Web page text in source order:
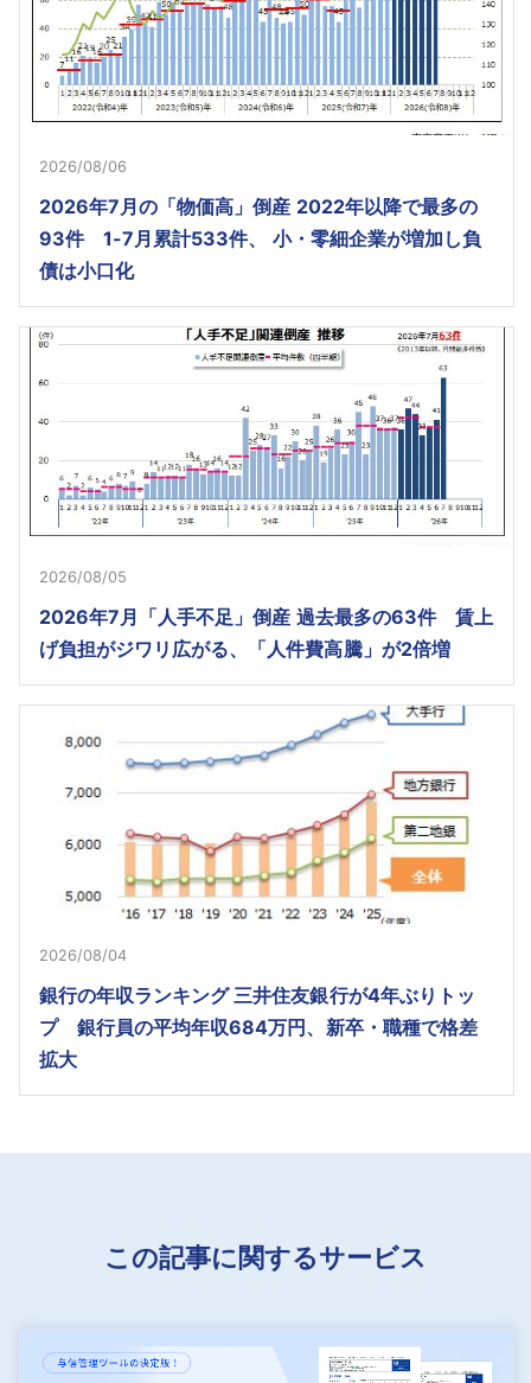
2026/08/06
2026年7月の「物価高」倒産 2022年以降で最多の
93件 1-7月累計533件、 小・零細企業が増加し負
債は小口化
2026/08/05
2026年7月「人手不足」倒産 過去最多の63件 賃上
げ負担がジワリ広がる、「人件費高騰」が2倍増
2026/08/04
銀行の年収ランキング 三井住友銀行が4年ぶりトッ
プ 銀行員の平均年収684万円、新卒・職種で格差
拡大
この記事に関するサービス